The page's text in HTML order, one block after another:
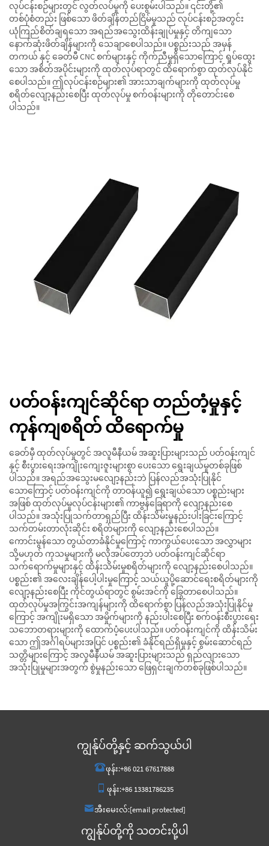
လုပ်ငန်းစဉ်များတွင် လွတ်လပ်မှုကို ပေးစွမ်းပါသည်။ ၎င်းတို့၏
တစ်ပုံစံတည်း ဖြစ်သော ဖိတ်ချိန်တည်ငြိမ်မှုသည် လုပ်ငန်းစဉ်အတွင်း
ယုံကြည်စိတ်ချရသော အရည်အသွေးထိန်းချုပ်မှုနှင့် တိကျသော
နောက်ဆုံးဖိတ်ချိန်များကို သေချာစေပါသည်။ ပစ္စည်းသည် အမှန်
တကယ် နှင့် ခေတ်မီ CNC စက်များနှင့် ကိုက်ညီမှုရှိသောကြောင့် ရှုပ်ထွေး
သော အစိတ်အပိုင်းများကို ထုတ်လုပ်ရာတွင် ထိရောက်စွာ ထုတ်လုပ်နိုင်
စေပါသည်။ ဤလုပ်ငန်းစဉ်များ၏ အားသာချက်များကို ထုတ်လုပ်မှု
စရိတ်လျော့နည်းစေပြီး ထုတ်လုပ်မှု စက်ဝန်းများကို တိုတောင်းစေ
ပါသည်။
ပတ်ဝန်းကျင်ဆိုင်ရာ တည်တံ့မှုနှင့်
ကုန်ကျစရိတ် ထိရောက်မှု
ခေတ်မှီ ထုတ်လုပ်မှုတွင် အလူမီနီယမ် အဆူးပြားများသည် ပတ်ဝန်းကျင်
နှင့် စီးပွားရေးအကျိုးကျေးဇူးများစွာ ပေးသော ရွေးချယ်မှုတစ်ခုဖြစ်
ပါသည်။ အရည်အသွေးမလျော့နည်းဘဲ ပြန်လည်အသုံးပြုနိုင်
သောကြောင့် ပတ်ဝန်းကျင်ကို တာဝန်ယူ၍ ရွေးချယ်သော ပစ္စည်းများ
အဖြစ် ထုတ်လုပ်မှုလုပ်ငန်းများ၏ ကာဗွန်ခြေရာကို လျော့နည်းစေ
ပါသည်။ အသုံးပြုသက်တာရှည်ပြီး ထိန်းသိမ်းမှုနည်းပါးခြင်းကြောင့်
သက်တမ်းတာလုံးဆိုင်း စရိတ်များကို လျော့နည်းစေပါသည်။
ကောင်းမွန်သော တွယ်တာခံနိုင်မှုကြောင့် ကာကွယ်ပေးသော အလွှာများ
သို့မဟုတ် ကုသမှုများကို မလိုအပ်တော့ဘဲ ပတ်ဝန်းကျင်ဆိုင်ရာ
သက်ရောက်မှုများနှင့် ထိန်းသိမ်းမှုစရိတ်များကို လျော့နည်းစေပါသည်။
ပစ္စည်း၏ အလေးချိန်ပေါ့ပါးမှုကြောင့် သယ်ယူပို့ဆောင်ရေးစရိတ်များကို
လျော့နည်းစေပြီး ကိုင်တွယ်ရာတွင် စွမ်းအင်ကို ခြွေတာစေပါသည်။
ထုတ်လုပ်မှုအကြွင်းအကျန်များကို ထိရောက်စွာ ပြန်လည်အသုံးပြုနိုင်မှု
ကြောင့် အကျိုးမရှိသော အမှိုက်များကို နည်းပါးစေပြီး စက်ဝန်းစီးပွားရေး
သဘောတရားများကို ထောက်ပံ့ပေးပါသည်။ ပတ်ဝန်းကျင်ကို ထိန်းသိမ်း
သော ဤအင်္ဂါရပ်များအပြင် ပစ္စည်း၏ ခံနိုင်ရည်ရှိမှုနှင့် စွမ်းဆောင်ရည်
သတ္တိများကြောင့် အလူမီနီယမ် အဆူးပြားများသည် ရှည်လျားသော
အသုံးပြုမှုများအတွက် စွဲမှုနည်းသော ဖြေရှင်းချက်တစ်ခုဖြစ်ပါသည်။
ကျွန်ုပ်တို့နှင့် ဆက်သွယ်ပါ
ဖုန်း:+86 021 67617888
ဖုန်း:+86 13381786235
အီးမေးလ်:[email protected]
ကျွန်ုပ်တို့ကို သတင်းပို့ပါ